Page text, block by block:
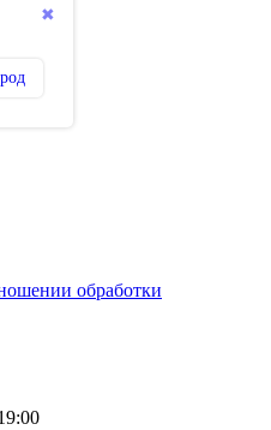
✖
обработки